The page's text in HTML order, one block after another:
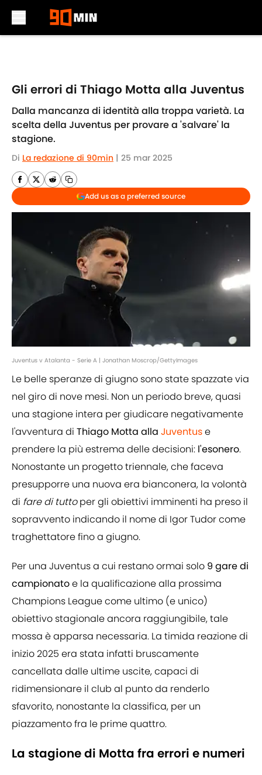
Gli errori di Thiago Motta alla Juventus
Dalla mancanza di identità alla troppa varietà. La
scelta della Juventus per provare a 'salvare' la
stagione.
Di La redazione di 90min | 25 mar 2025
Add us as a preferred source
Juventus v Atalanta - Serie A | Jonathan Moscrop/GettyImages
Le belle speranze di giugno sono state spazzate via
nel giro di nove mesi. Non un periodo breve, quasi
una stagione intera per giudicare negativamente
l'avventura di Thiago Motta alla Juventuse
prendere la più estrema delle decisioni: l'esonero.
Nonostante un progetto triennale, che faceva
presupporre una nuova era bianconera, la volontà
di fare di tuttoper gli obiettivi imminenti ha preso il
sopravvento indicando il nome di Igor Tudor come
traghettatore fino a giugno.
Per una Juventus a cui restano ormai solo 9 gare di
campionatoe la qualificazione alla prossima
Champions League come ultimo (e unico)
obiettivo stagionale ancora raggiungibile, tale
mossa è apparsa necessaria. La timida reazione di
inizio 2025 era stata infatti bruscamente
cancellata dalle ultime uscite, capaci di
ridimensionare il club al punto da renderlo
sfavorito, nonostante la classifica, per un
piazzamento fra le prime quattro.
La stagione di Motta fra errori e numeri